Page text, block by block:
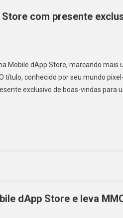
com presente
Mobile dApp Store, marcando mais
título, conhecido por seu mundo
exclusivo de boas-vindas para
dApp Store e leva